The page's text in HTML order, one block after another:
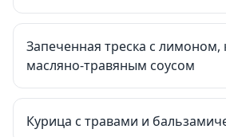
Запеченная треска с лимоном,
масляно-травяным соусом
Курица с травами и